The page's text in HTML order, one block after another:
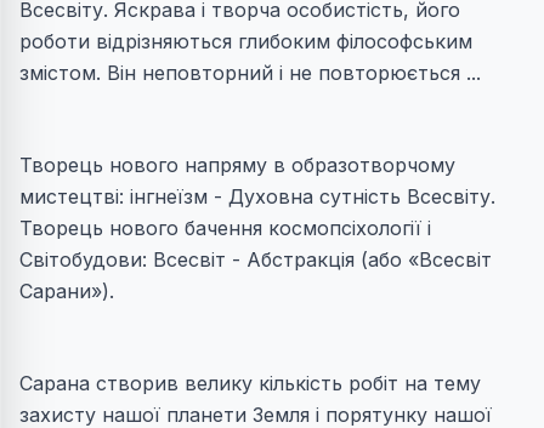
Всесвіту. Яскрава і творча особистість, його
роботи відрізняються глибоким філософським
змістом. Він неповторний і не повторюється ...
Творець нового напряму в образотворчому
мистецтві: інгнеїзм - Духовна сутність Всесвіту.
Творець нового бачення космопсіхології і
Світобудови: Всесвіт - Абстракція (або «Всесвіт
Сарани»).
Сарана створив велику кількість робіт на тему
захисту нашої планети Земля і порятунку нашої